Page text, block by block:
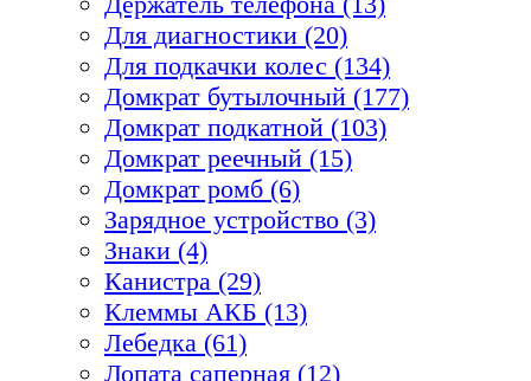
Для диагностики (20)
Для подкачки колес (134)
Домкрат бутылочный (177)
Домкрат подкатной (103)
Домкрат реечный (15)
Домкрат ромб (6)
Зарядное устройство (3)
Знаки (4)
Канистра (29)
Клеммы АКБ (13)
Лебедка (61)
Лопата саперная (12)